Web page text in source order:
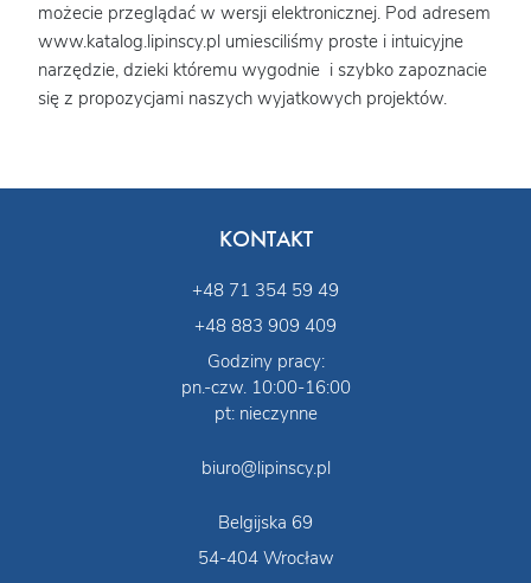
możecie przeglądać w wersji elektronicznej. Pod adresem
www.katalog.lipinscy.pl umiesciliśmy proste i intuicyjne
narzędzie, dzieki któremu wygodnie i szybko zapoznacie
się z propozycjami naszych wyjatkowych projektów.
KONTAKT
+48 71 354 59 49
+48 883 909 409
Godziny pracy:
pn.-czw. 10:00-16:00
pt: nieczynne
biuro@lipinscy.pl
Belgijska 69
54-404 Wrocław